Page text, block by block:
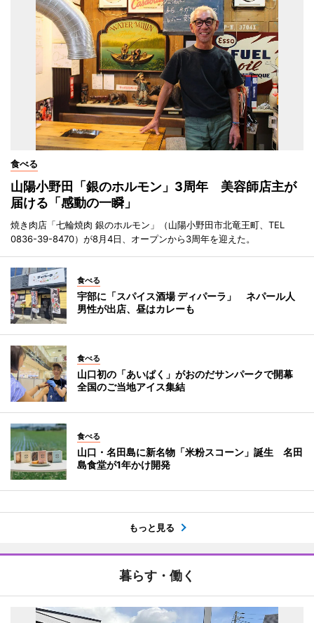
食べる
山陽小野田「銀のホルモン」3周年 美容師店主が
届ける「感動の一瞬」
焼き肉店「七輪焼肉 銀のホルモン」（山陽小野田市北竜王町、TEL
0836-39-8470）が8月4日、オープンから3周年を迎えた。
食べる
宇部に「スパイス酒場 ディパーラ」 ネパール人
男性が出店、昼はカレーも
食べる
山口初の「あいぱく」がおのだサンパークで開幕
全国のご当地アイス集結
食べる
山口・名田島に新名物「米粉スコーン」誕生 名田
島食堂が1年かけ開発
もっと見る
暮らす・働く